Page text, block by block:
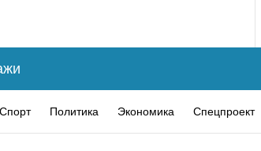
Спорт Политика Экономика Спецпроект